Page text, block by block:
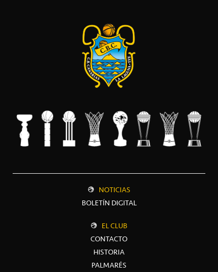
NOTICIAS
BOLETÍN DIGITAL
EL CLUB
CONTACTO
HISTORIA
PALMARÉS